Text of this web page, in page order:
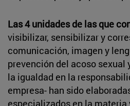
Las 4 unidades de las que
visibilizar, sensibilizar y
comunicación, imagen y
prevención del acoso sexual
la igualdad en la
empresa- han sido
especializados en la materia